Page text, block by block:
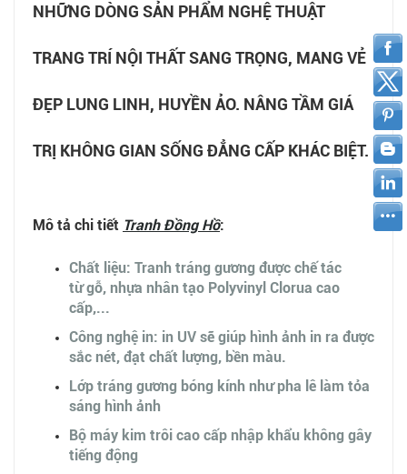
NHỮNG DÒNG SẢN PHẨM NGHỆ THUẬT
TRANG TRÍ NỘI THẤT SANG TRỌNG, MANG VẺ
ĐẸP LUNG LINH, HUYỀN ẢO. NÂNG TẦM GIÁ
TRỊ KHÔNG GIAN SỐNG ĐẲNG CẤP KHÁC BIỆT.
Mô tả chi tiết TranhĐồng Hồ:
Chất liệu: Tranh tráng gương được chế tác
từ gỗ, nhựa nhân tạo Polyvinyl Clorua cao
cấp,...
Công nghệ in: in UV sẽ giúp hình ảnh in ra được
sắc nét, đạt chất lượng, bền màu.
Lớp tráng gương bóng kính như pha lê làm tỏa
sáng hình ảnh
Bộ máy kim trôi cao cấp nhập khẩu không gây
tiếng động